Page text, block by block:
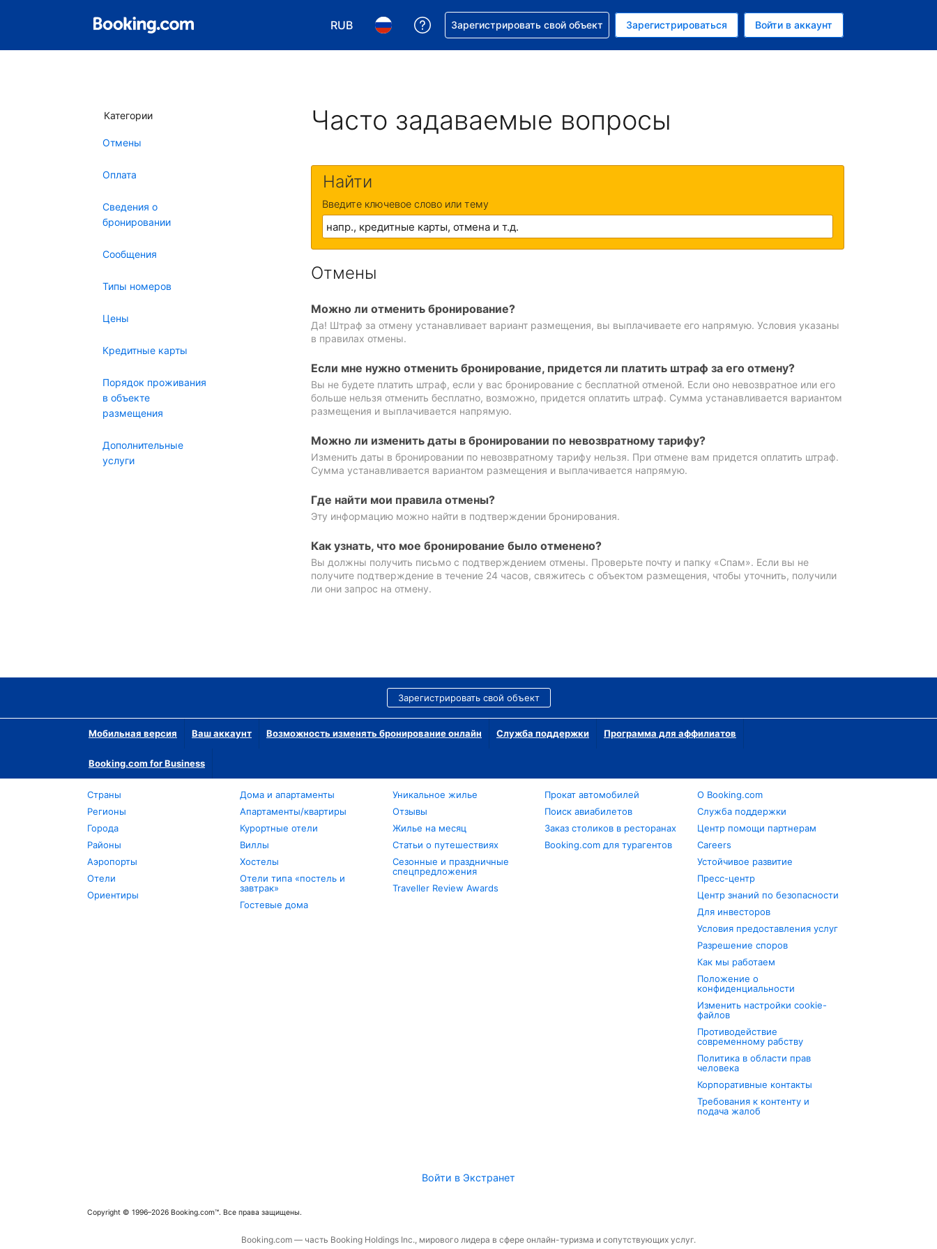
RUB
Выберите валюту. Текущая валюта — Российский рубль
Выберите язык. Текущий язык — На русском
Получите помощь с бронированием
Зарегистрировать свой объект Зарегистрироваться Войти в аккаунт
Категории
Отмены
Оплата
Сведения о
бронировании
Сообщения
Типы номеров
Цены
Кредитные карты
Порядок проживания
в объекте
размещения
Дополнительные
услуги
Часто задаваемые вопросы
Найти
Введите ключевое слово или тему
Отмены
Можно ли отменить бронирование?
Да! Штраф за отмену устанавливает вариант размещения, вы выплачиваете его напрямую. Условия указаны
в правилах отмены.
Если мне нужно отменить бронирование, придется ли платить штраф за его отмену?
Вы не будете платить штраф, если у вас бронирование с бесплатной отменой. Если оно невозвратное или его
больше нельзя отменить бесплатно, возможно, придется оплатить штраф. Сумма устанавливается вариантом
размещения и выплачивается напрямую.
Можно ли изменить даты в бронировании по невозвратному тарифу?
Изменить даты в бронировании по невозвратному тарифу нельзя. При отмене вам придется оплатить штраф.
Сумма устанавливается вариантом размещения и выплачивается напрямую.
Где найти мои правила отмены?
Эту информацию можно найти в подтверждении бронирования.
Как узнать, что мое бронирование было отменено?
Вы должны получить письмо с подтверждением отмены. Проверьте почту и папку «Спам». Если вы не
получите подтверждение в течение 24 часов, свяжитесь с объектом размещения, чтобы уточнить, получили
ли они запрос на отмену.
Зарегистрировать свой объект
Мобильная версия Ваш аккаунт Возможность изменять бронирование онлайн Служба поддержки Программа для аффилиатов
Booking.com for Business
Страны
Регионы
Города
Районы
Аэропорты
Отели
Ориентиры
Дома и апартаменты
Апартаменты/квартиры
Курортные отели
Виллы
Хостелы
Отели типа «постель и
завтрак»
Гостевые дома
Уникальное жилье
Отзывы
Жилье на месяц
Статьи о путешествиях
Сезонные и праздничные
спецпредложения
Traveller Review Awards
Прокат автомобилей
Поиск авиабилетов
Заказ столиков в ресторанах
Booking.com для турагентов
О Booking.com
Служба поддержки
Центр помощи партнерам
Careers
Устойчивое развитие
Пресс-центр
Центр знаний по безопасности
Для инвесторов
Условия предоставления услуг
Разрешение споров
Как мы работаем
Положение о
конфиденциальности
Изменить настройки cookie-
файлов
Противодействие
современному рабству
Политика в области прав
человека
Корпоративные контакты
Требования к контенту и
подача жалоб
Войти в Экстранет
Copyright © 1996–2026 Booking.com™. Все права защищены.
Booking.com — часть Booking Holdings Inc., мирового лидера в сфере онлайн-туризма и сопутствующих услуг.